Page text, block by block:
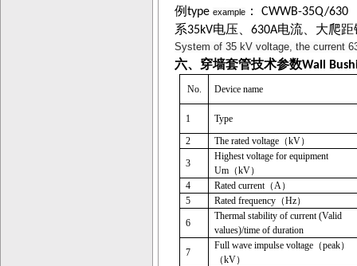
例type example： CWWB-35Q/630
系35kV电压、 630A电流、大爬
System of 35 kV voltage, the current
六、穿墙套管技术参数Wall
No. Device name
1
Type
2
The rated voltage（kV）
3
Highest voltage for equipment
Um（kV）
4
Rated current（A）
5
Rated frequency（Hz）
6
Thermal stability of current (Valid
values)/time of duration
7
Full wave impulse voltage（peak）
（kV）